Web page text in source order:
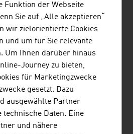
größte Forschungs-
im natur- und
Bereich. Exzellente
und
führen zu
und
...
Funktion der Webseite
Sie auf „Alle akzeptieren“
wir zielorientierte Cookies
und um für Sie relevante
Um Ihnen darüber hinaus
Journey zu bieten,
für Marketingzwecke
gesetzt. Dazu
ausgewählte Partner
technische Daten. Eine
und nähere